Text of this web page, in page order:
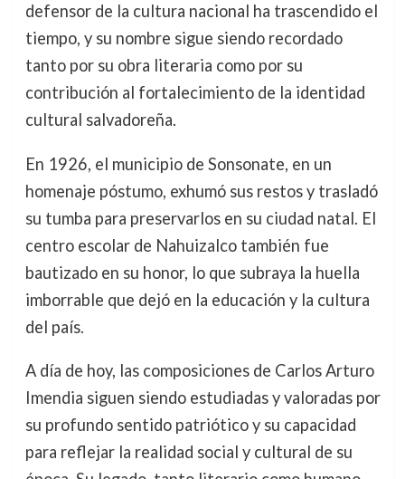
defensor de la cultura nacional ha trascendido el
tiempo, y su nombre sigue siendo recordado
tanto por su obra literaria como por su
contribución al fortalecimiento de la identidad
cultural salvadoreña.
En 1926, el municipio de Sonsonate, en un
homenaje póstumo, exhumó sus restos y trasladó
su tumba para preservarlos en su ciudad natal. El
centro escolar de Nahuizalco también fue
bautizado en su honor, lo que subraya la huella
imborrable que dejó en la educación y la cultura
del país.
A día de hoy, las composiciones de Carlos Arturo
Imendia siguen siendo estudiadas y valoradas por
su profundo sentido patriótico y su capacidad
para reflejar la realidad social y cultural de su